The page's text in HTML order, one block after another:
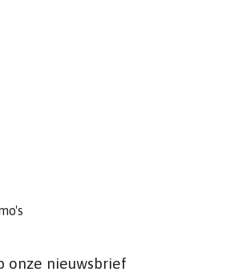
onze nieuwsbrief